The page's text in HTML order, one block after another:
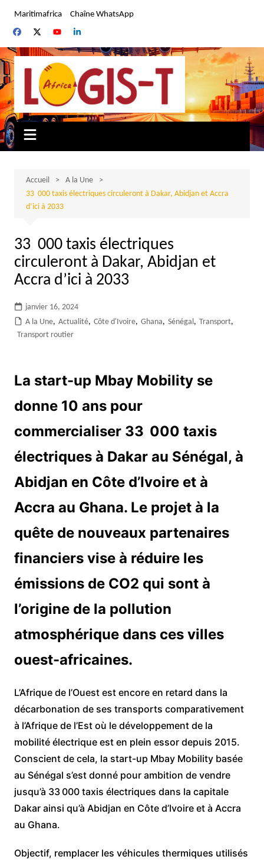
contenu
Maritimafrica Chaîne WhatsApp
Accueil
A la Une
33 000 taxis électriques circuleront à Dakar, Abidjan et Accra
d’ici à 2033
33 000 taxis électriques
circuleront à Dakar, Abidjan et
Accra d’ici à 2033
janvier 16, 2024
A la Une, Actualité, Côte d'Ivoire, Ghana, Sénégal, Transport,
Transport routier
La start-up Mbay Mobility se
donne 10 ans pour
commercialiser 33 000 taxis
électriques à Dakar au Sénégal, à
Abidjan en Côte d’Ivoire et à
Accra au Ghana. Le projet à la
quête de nouveaux partenaires
financiers vise à réduire les
émissions de CO2 qui sont à
l’origine de la pollution
atmosphérique dans ces villes
ouest-africaines.
L’Afrique de l’Ouest est encore en retard dans la
décarbonation de ses transports comparativement
à l’Afrique de l’Est où le développement de la
mobilité électrique est en plein essor depuis 2015.
Conscient de cela, la start-up Mbay Mobility basée
au Sénégal s’est donné pour ambition de vendre
jusqu’à 33 000 taxis électriques dans la capitale
Dakar ainsi qu’à Abidjan en Côte d’Ivoire et à Accra
au Ghana.
Objectif, remplacer les véhicules thermiques utilisés